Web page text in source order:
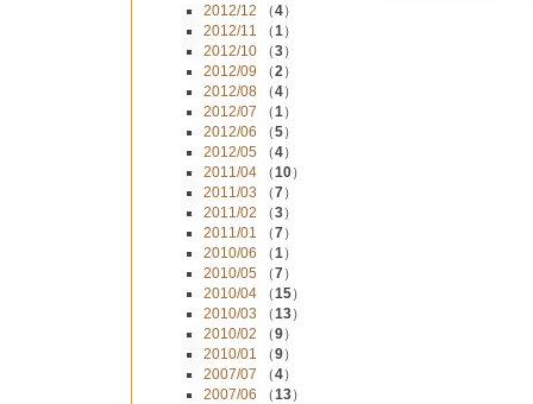
2012/12 （4）
2012/11 （1）
2012/10 （3）
2012/09 （2）
2012/08 （4）
2012/07 （1）
2012/06 （5）
2012/05 （4）
2011/04 （10）
2011/03 （7）
2011/02 （3）
2011/01 （7）
2010/06 （1）
2010/05 （7）
2010/04 （15）
2010/03 （13）
2010/02 （9）
2010/01 （9）
2007/07 （4）
2007/06 （13）